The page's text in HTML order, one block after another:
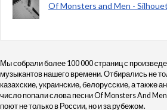
Of Monsters and Men -
Мы собрали более 100 000 страниц с
музыкантов нашего времени. Отбирались не
казахские, украинские, белорусские, а также
число попали слова песни Of Monsters And
поют не только в России, но и за рубежом.